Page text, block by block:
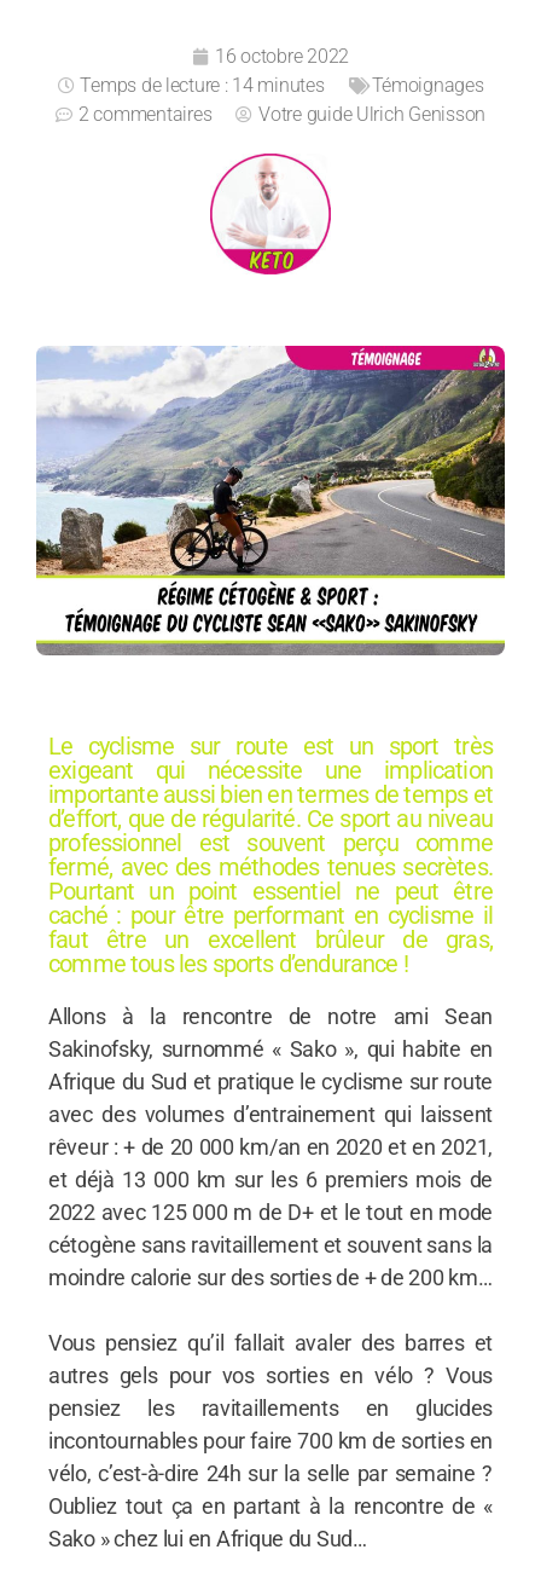
16 octobre 2022
Temps de lecture : 14 minutes
Témoignages
2 commentaires
Votre guideUlrich Genisson
Le cyclisme sur route est un sport très
exigeant qui nécessite une implication
importante aussi bien en termes de temps et
d’effort, que de régularité. Ce sport au niveau
professionnel est souvent perçu comme
fermé, avec des méthodes tenues secrètes.
Pourtant un point essentiel ne peut être
caché : pour être performant en cyclisme il
faut être un excellent brûleur de gras,
comme tous les sports d’endurance !
Allons à la rencontre de notre ami Sean
Sakinofsky, surnommé « Sako », qui habite en
Afrique du Sud et pratique le cyclisme sur route
avec des volumes d’entrainement qui laissent
rêveur : + de 20 000 km/an en 2020 et en 2021,
et déjà 13 000 km sur les 6 premiers mois de
2022 avec 125 000 m de D+ et le tout en mode
cétogène sans ravitaillement et souvent sans la
moindre calorie sur des sorties de + de 200 km…
Vous pensiez qu’il fallait avaler des barres et
autres gels pour vos sorties en vélo ? Vous
pensiez les ravitaillements en glucides
incontournables pour faire 700 km de sorties en
vélo, c’est-à-dire 24h sur la selle par semaine ?
Oubliez tout ça en partant à la rencontre de «
Sako » chez lui en Afrique du Sud…